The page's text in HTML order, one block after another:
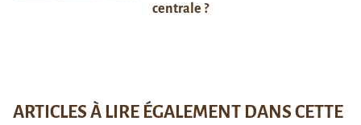
centrale ?
ARTICLES À LIRE ÉGALEMENT DANS CETTE